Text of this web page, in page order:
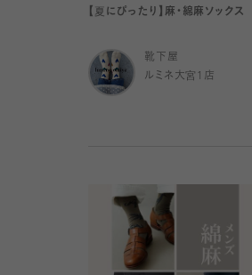
【夏にぴったり】麻・綿麻ソックス
靴下屋
ルミネ大宮1店